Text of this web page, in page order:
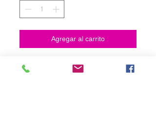
Agregar al carrito
NO HACEMOS ENVIOS ON LINE